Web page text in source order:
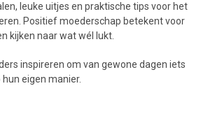
leuke uitjes en praktische tips voor het
Positief moederschap betekent voor
kijken naar wat wél lukt.
inspireren om van gewone dagen iets
eigen manier.